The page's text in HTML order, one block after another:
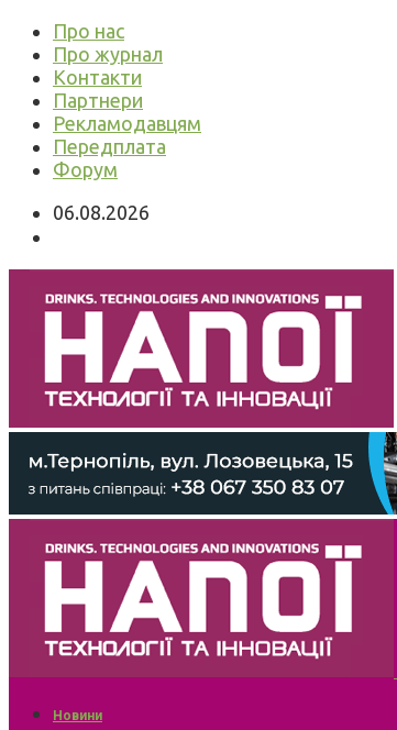
Про нас
Про журнал
Контакти
Партнери
Рекламодавцям
Передплата
Форум
06.08.2026
Новини